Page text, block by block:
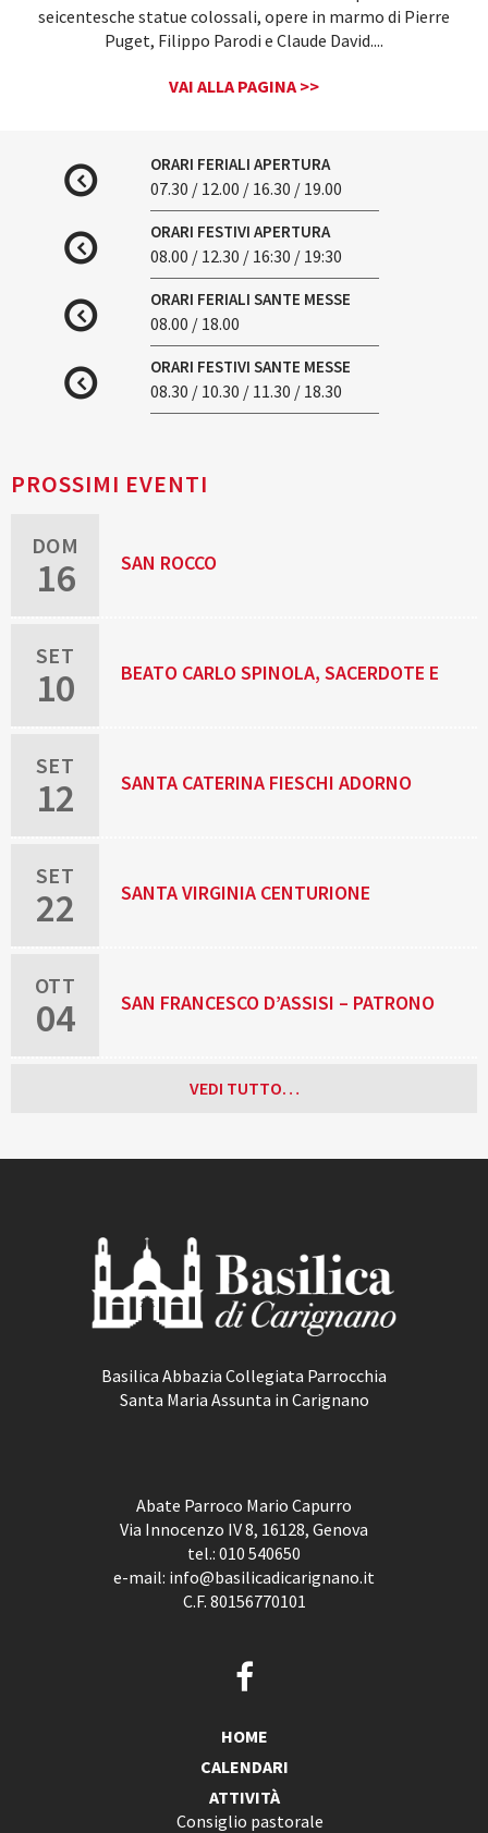
seicentesche statue colossali, opere in marmo di Pierre
Puget, Filippo Parodi e Claude David....
VAI ALLA PAGINA >>
ORARI FERIALI APERTURA
07.30 / 12.00 / 16.30 / 19.00
ORARI FESTIVI APERTURA
08.00 / 12.30 / 16:30 / 19:30
ORARI FERIALI SANTE MESSE
08.00 / 18.00
ORARI FESTIVI SANTE MESSE
08.30 / 10.30 / 11.30 / 18.30
PROSSIMI EVENTI
DOM
16 SAN ROCCO
SET
10 BEATO CARLO SPINOLA, SACERDOTE E
SET
12 SANTA CATERINA FIESCHI ADORNO
SET
22 SANTA VIRGINIA CENTURIONE
OTT
04 SAN FRANCESCO D’ASSISI – PATRONO
D’ITALIAVEDI TUTTO…
Basilica Abbazia Collegiata Parrocchia
Santa Maria Assunta in Carignano
Abate Parroco Mario Capurro
Via Innocenzo IV 8, 16128, Genova
tel.: 010 540650
e-mail: info@basilicadicarignano.it
C.F. 80156770101
HOME
CALENDARI
ATTIVITÀ
Consiglio pastorale